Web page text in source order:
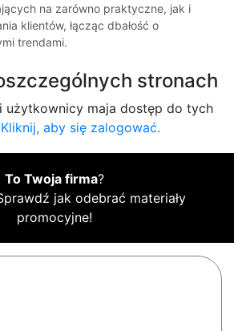
na zarówno praktyczne, jak i
klientów, łącząc dbałość o
trendami.
stronach
użytkownicy maja dostęp do tych
Kliknij, aby się zalogować.
To Twoja firma?
jak odebrać materiały
promocyjne!